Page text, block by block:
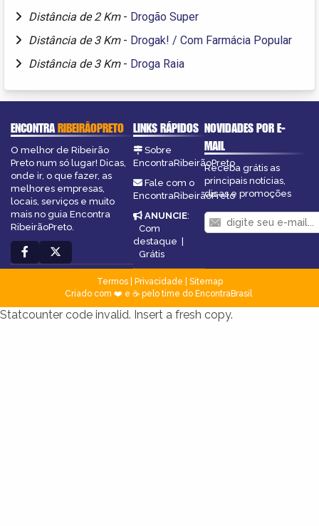
Distância de 2 Km - Drogão Super
Distância de 3 Km - Drogak! / Com Farmácia Popular
Distância de 3 Km - Droga Raia
ENCONTRARIBEIRÃOPRETO
O melhor de Ribeirão
Preto num só lugar! Dicas,
onde ir, o que fazer, as
melhores empresas,
locais, serviços e muito
mais no guia Encontra
RibeirãoPreto.
LINKS RÁPIDOS
Sobre
EncontraRibeirãoPreto
Fale com o
EncontraRibeirãoPreto
ANUNCIE:
Com
destaque |
Grátis
NOVIDADES POR E-
MAIL
Receba grátis as
principais notícias,
dicas e promoções
Termos| Privacidade
Sitemap
Criado com ❤️ e ☕ pelo time do EncontraBrasil
Statcounter code invalid. Insert a fresh copy.